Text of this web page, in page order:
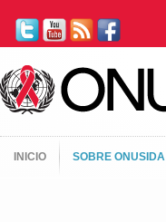
INICIO SOBRE ONUSIDA